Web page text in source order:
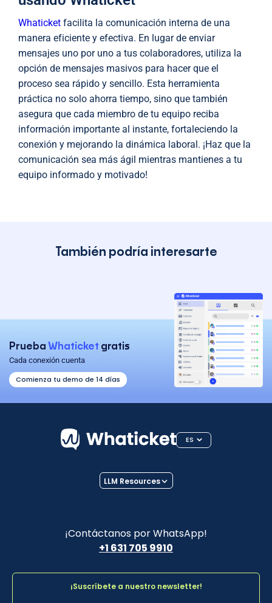
Whaticket facilita la comunicación interna de una
manera eficiente y efectiva. En lugar de enviar
mensajes uno por uno a tus colaboradores, utiliza la
opción de mensajes masivos para hacer que el
proceso sea rápido y sencillo. Esta herramienta
práctica no solo ahorra tiempo, sino que también
asegura que cada miembro de tu equipo reciba
información importante al instante, fortaleciendo la
conexión y mejorando la dinámica laboral. ¡Haz que la
comunicación sea más ágil mientras mantienes a tu
equipo informado y motivado!
También podría interesarte
Prueba Whaticket gratis
Cada conexión cuenta
Comienza tu demo de 14 días
ES
¡Contáctanos por WhatsApp!
+1 631 705 9910
LLM Resources
¡Suscríbete a nuestro newsletter!